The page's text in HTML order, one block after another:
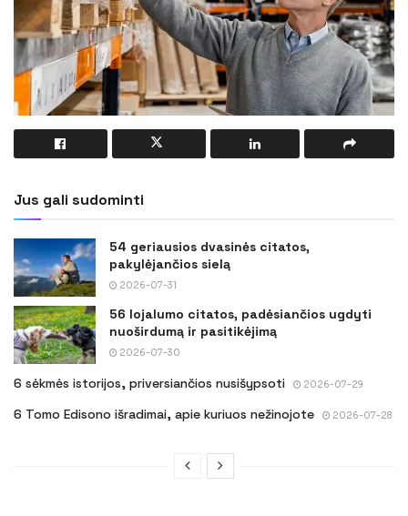
Jus gali sudominti
54 geriausios dvasinės citatos,
pakylėjančios sielą
2026-07-31
56 lojalumo citatos, padėsiančios ugdyti
nuoširdumą ir pasitikėjimą
2026-07-30
6 sėkmės istorijos, priversiančios nusišypsoti 2026-07-29
6 Tomo Edisono išradimai, apie kuriuos nežinojote 2026-07-28